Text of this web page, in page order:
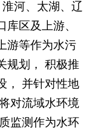
河、太湖、辽
区及上游、
游等作为水污
规划， 积极推
， 并针对性地
对流域水环境
监测作为水环